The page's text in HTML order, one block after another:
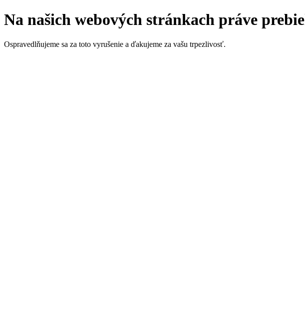
Na našich webových stránkach práve
Ospravedlňujeme sa za toto vyrušenie a ďakujeme za vašu trpezlivosť.